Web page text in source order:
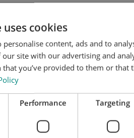
ricevere consigli su
a che Stil utilizzi i miei
in conformità con
cookies
personalise content, ads and to
site with our advertising and
you’ve provided to them or that
Performance Targeting